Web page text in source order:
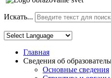
Искать...
Главная
Сведения об
Основные сведения